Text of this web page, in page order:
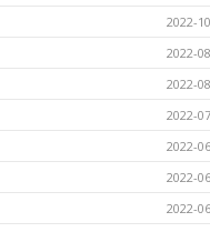
2022-
2022-
2022-
2022-
2022-
2022-
2022-